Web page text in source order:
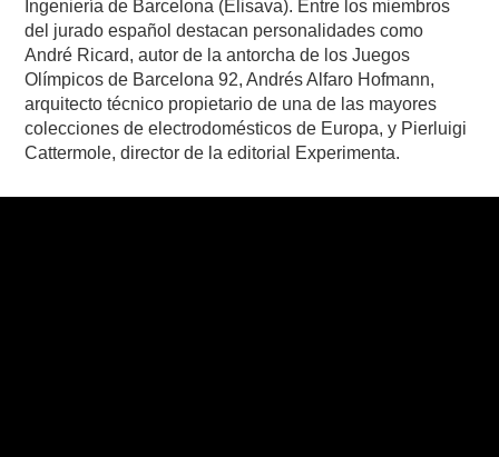
Ingeniería de Barcelona (Elisava). Entre los miembros
del jurado español destacan personalidades como
André Ricard, autor de la antorcha de los Juegos
Olímpicos de Barcelona 92, Andrés Alfaro Hofmann,
arquitecto técnico propietario de una de las mayores
colecciones de electrodomésticos de Europa, y Pierluigi
Cattermole, director de la editorial Experimenta.